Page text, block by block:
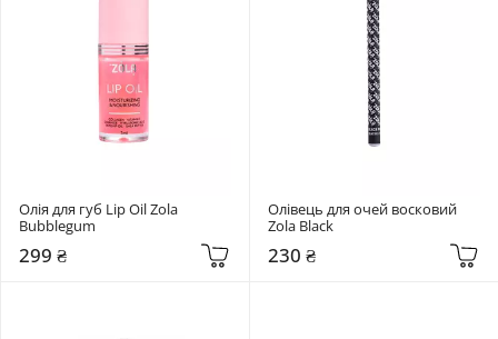
Олія для губ Lip Oil Zola
Bubblegum
299 ₴
Олівець для очей восковий
Zola Black
230 ₴